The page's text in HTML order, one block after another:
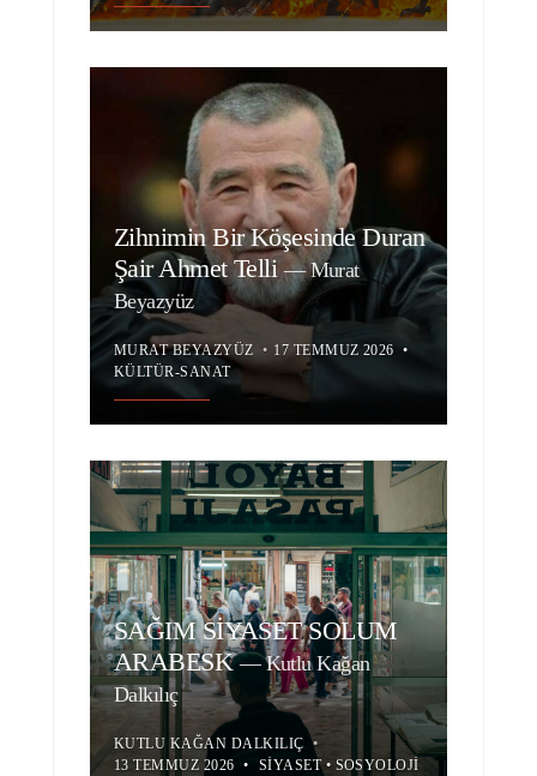
Zihnimin Bir Köşesinde Duran
Şair Ahmet Telli—Murat
Beyazyüz
MURAT BEYAZYÜZ • 17 TEMMUZ 2026 •
KÜLTÜR-SANAT
SAĞIM SİYASET SOLUM
ARABESK—Kutlu Kağan
Dalkılıç
KUTLU KAĞAN DALKILIÇ •
13 TEMMUZ 2026 • SIYASET• SOSYOLOJI